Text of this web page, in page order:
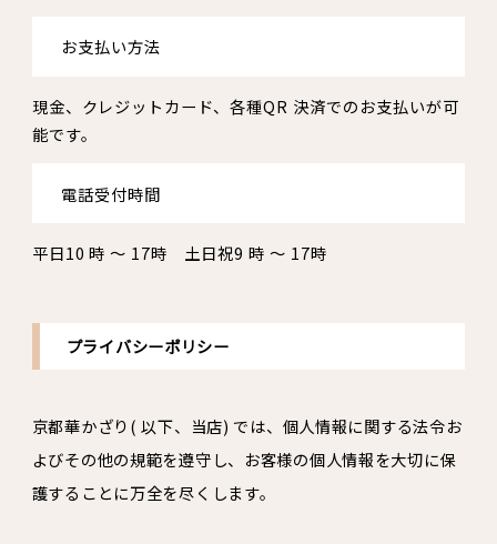
お支払い方法
現金、クレジットカード、各種QR 決済でのお支払いが可
能です。
電話受付時間
平日10 時 ～ 17時 土日祝9 時 ～ 17時
プライバシーポリシー
京都華かざり( 以下、当店) では、個人情報に関する法令お
よびその他の規範を遵守し、お客様の個人情報を大切に保
護することに万全を尽くします。